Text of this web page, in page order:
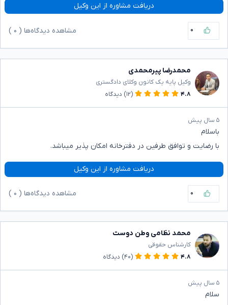
دریافت مشاوره از این وکیل
۰ مشاهده دیدگاه‌ها ( ۰
محمدرضا پیرمحمدی
وکیل پایه یک کانون وکلای دادگستری
۴.۸
(۱۲) دیدگاه
۵ سال پیش
باسلام
با رضایت و توافق طرفین در دفترخانه امکان پذیر میباشد.
دریافت مشاوره از این وکیل
۰ مشاهده دیدگاه‌ها ( ۰
محمد نظامی وطن دوست
کارشناس حقوقی
۴.۸
(۴۰) دیدگاه
۵ سال پیش
سلام